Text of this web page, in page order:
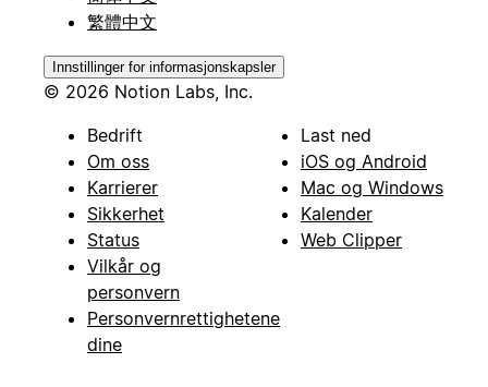
繁體中文
Innstillinger for informasjonskapsler
© 2026 Notion Labs, Inc.
Bedrift
Om oss
Karrierer
Sikkerhet
Status
Vilkår og
personvern
Personvernrettighetene
dine
Last ned
iOS og Android
Mac og Windows
Kalender
Web Clipper